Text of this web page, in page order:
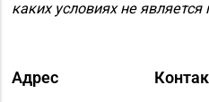
каких условиях не
Адрес